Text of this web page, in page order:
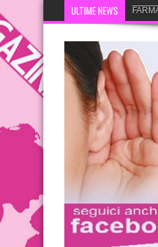
ULTIME NEWS